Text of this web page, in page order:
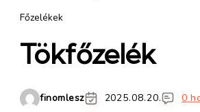
Főzelékek
Tökfőzelék
finomlesz 2025.08.20. 0